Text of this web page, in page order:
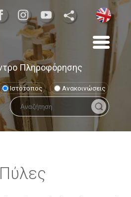
Πληροφόρησης
Ιστότοπος Ανακοινώσεις